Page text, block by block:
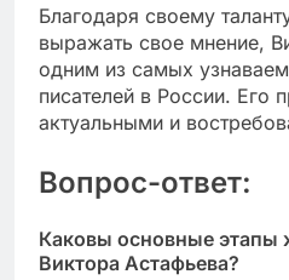
Благодаря своему
выражать свое мнение,
одним из самых
писателей в России. Его
актуальными и
Вопрос-ответ:
Каковы основные этапы
Виктора Астафьева?